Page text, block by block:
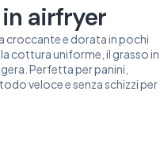
airfryer
croccante e dorata in pochi
cottura uniforme, il grasso in
Perfetta per panini,
veloce e senza schizzi per